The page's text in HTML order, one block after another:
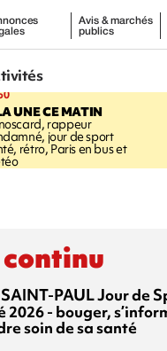
Avis & marchés
publics
UNE CE MATIN
rappeur
jour de sport
rétro, Paris en bus et
continu
SAINT-PAULJour de
2026 - bouger,
soin de sa santé